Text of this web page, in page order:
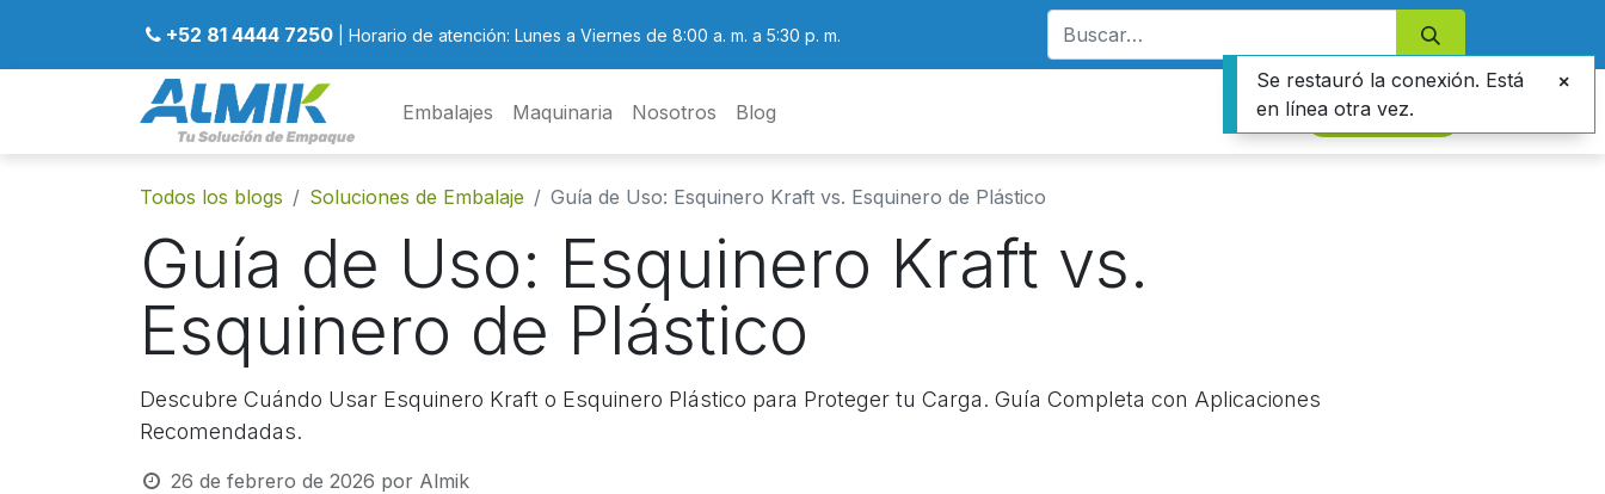
+52 81 4444 7250 | Horario de atención: Lunes a Viernes de 8:00 a. m. a 5:30 p. m.
Embalajes Maquinaria Nosotros Blog Contáctanos
Todos los blogs Soluciones de Embalaje Guía de Uso: Esquinero Kraft vs. Esquinero de Plástico
Guía de Uso: Esquinero Kraft vs.
Esquinero de Plástico
Descubre Cuándo Usar Esquinero Kraft o Esquinero Plástico para Proteger tu Carga. Guía Completa con Aplicaciones
Recomendadas.
26 de febrero de 2026 por Almik
Se restauró la conexión. Está
en línea otra vez.